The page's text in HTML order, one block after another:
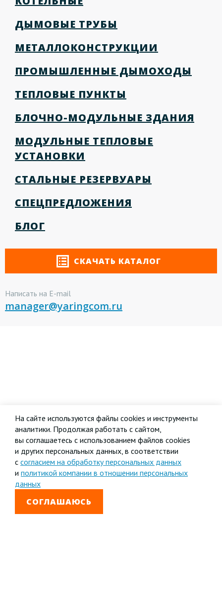
ДЫМОВЫЕ ТРУБЫ
МЕТАЛЛОКОНСТРУКЦИИ
ПРОМЫШЛЕННЫЕ ДЫМОХОДЫ
ТЕПЛОВЫЕ ПУНКТЫ
БЛОЧНО-МОДУЛЬНЫЕ ЗДАНИЯ
МОДУЛЬНЫЕ ТЕПЛОВЫЕ
УСТАНОВКИ
СТАЛЬНЫЕ РЕЗЕРВУАРЫ
СПЕЦПРЕДЛОЖЕНИЯ
БЛОГ
СКАЧАТЬ КАТАЛОГ
Написать на E-mail
manager@yaringcom.ru
На сайте используются файлы cookies и инструменты
аналитики. Продолжая работать с сайтом,
вы соглашаетесь с использованием файлов cookies
и других персональных данных, в соответствии
с согласием на обработку персональных данных
и политикой компании в отношении персональных
данных
СОГЛАШАЮСЬ